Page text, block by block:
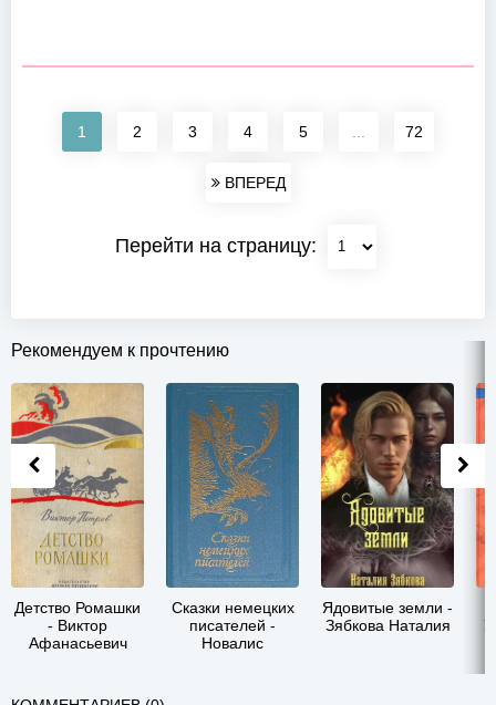
1 2 3 4 5 72
ВПЕРЕД
Перейти на страницу:
Рекомендуем к прочтению
Детство Ромашки
- Виктор
Афанасьевич
Сказки немецких
писателей -
Новалис
Ядовитые земли -
Зябкова Наталия